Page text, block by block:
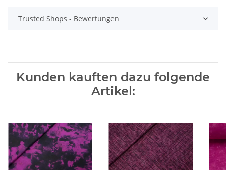
Trusted Shops - Bewertungen
Kunden kauften dazu folgende
Artikel: